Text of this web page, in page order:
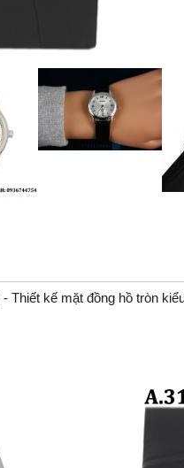
- Thiết kế mặt đồng hồ tròn